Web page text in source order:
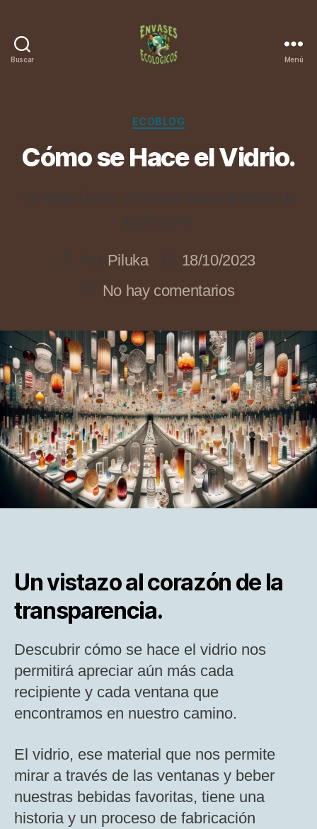
Buscar Menú
Categorías
ECOBLOG
Cómo se Hace el Vidrio.
entrada
Piluka
Fecha
de
entrada
18/10/2023
No hay comentariosen
se
Hace
el
Vidrio.
Un vistazo al corazón de la
transparencia.
Descubrir cómo se hace el vidrio nos
permitirá apreciar aún más cada
recipiente y cada ventana que
encontramos en nuestro camino.
El vidrio, ese material que nos permite
mirar a través de las ventanas y beber
nuestras bebidas favoritas, tiene una
historia y un proceso de fabricación